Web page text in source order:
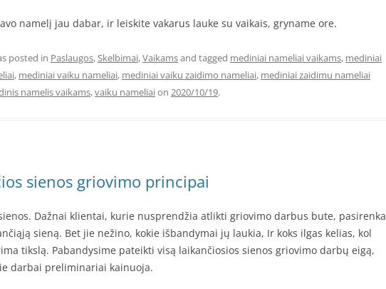
namelį jau dabar, ir leiskite vakarus lauke su vaikais, gryname ore.
posted in Paslaugos,Skelbimai,Vaikamsand tagged mediniai nameliai vaikams, mediniai
, mediniai vaiku nameliai, mediniai vaiku zaidimo nameliai, mediniai zaidimu nameliai
namelis vaikams,vaiku nameliaion 2020/10/19.
sienos griovimo principai
Dažnai klientai, kurie nusprendžia atlikti griovimo darbus bute, pasirenka
sieną. Bet jie nežino, kokie išbandymai jų laukia, Ir koks ilgas kelias, kol
tikslą. Pabandysime pateikti visą laikančiosios sienos griovimo darbų eigą,
darbai preliminariai kainuoja.